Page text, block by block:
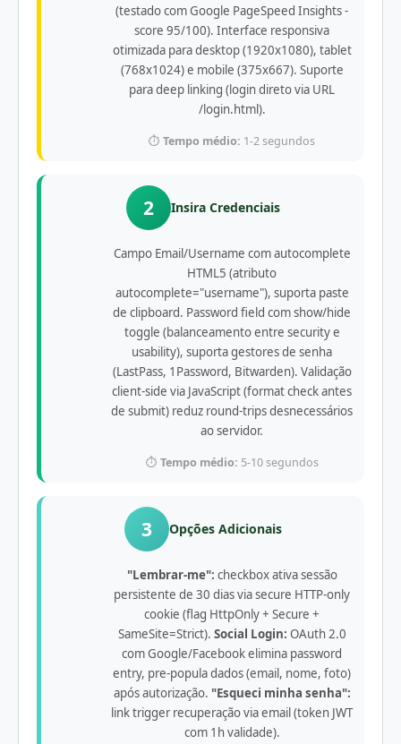
(testado com Google PageSpeed Insights -
score 95/100). Interface responsiva
otimizada para desktop (1920x1080), tablet
(768x1024) e mobile (375x667). Suporte
para deep linking (login direto via URL
/login.html).
⏱️ Tempo médio: 1-2 segundos
2 Insira Credenciais
Campo Email/Username com autocomplete
HTML5 (atributo
autocomplete="username"), suporta paste
de clipboard. Password field com show/hide
toggle (balanceamento entre security e
usability), suporta gestores de senha
(LastPass, 1Password, Bitwarden). Validação
client-side via JavaScript (format check antes
de submit) reduz round-trips desnecessários
ao servidor.
⏱️ Tempo médio: 5-10 segundos
3 Opções Adicionais
"Lembrar-me": checkbox ativa sessão
persistente de 30 dias via secure HTTP-only
cookie (flag HttpOnly + Secure +
SameSite=Strict). Social Login: OAuth 2.0
com Google/Facebook elimina password
entry, pre-popula dados (email, nome, foto)
após autorização. "Esqueci minha senha":
link trigger recuperação via email (token JWT
com 1h validade).